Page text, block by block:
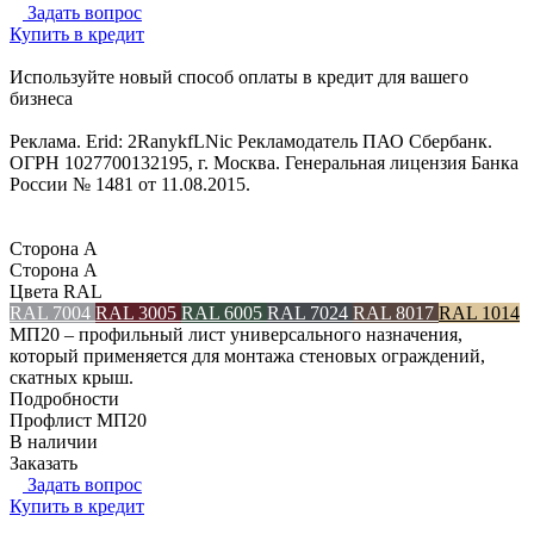
Задать вопрос
Купить в кредит
Используйте новый способ оплаты в кредит для вашего
бизнеса
Реклама. Erid: 2RanykfLNic Рекламодатель ПАО Сбербанк.
ОГРН 1027700132195, г. Москва. Генеральная лицензия Банка
России № 1481 от 11.08.2015.
Сторона А
Сторона А
Цвета RAL
RAL 7004 RAL 3005 RAL 6005 RAL 7024 RAL 8017 RAL 1014
МП20 – профильный лист универсального назначения,
который применяется для монтажа стеновых ограждений,
скатных крыш.
Подробности
Профлист МП20
В наличии
Заказать
Задать вопрос
Купить в кредит